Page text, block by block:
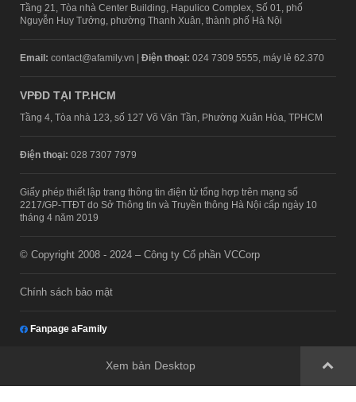
Tầng 21, Tòa nhà Center Building, Hapulico Complex, Số 01, phố
Nguyễn Huy Tưởng, phường Thanh Xuân, thành phố Hà Nội
Email: contact@afamily.vn | Điện thoại: 024 7309 5555, máy lẻ 62.370
VPĐD TẠI TP.HCM
Tầng 4, Tòa nhà 123, số 127 Võ Văn Tần, Phường Xuân Hòa, TPHCM
Điện thoại: 028 7307 7979
Giấy phép thiết lập trang thông tin điện tử tổng hợp trên mạng số
2217/GP-TTĐT do Sở Thông tin và Truyền thông Hà Nội cấp ngày 10
tháng 4 năm 2019
© Copyright 2008 - 2024 – Công ty Cổ phần VCCorp
Chính sách bảo mật
Fanpage aFamily
Xem bản Desktop